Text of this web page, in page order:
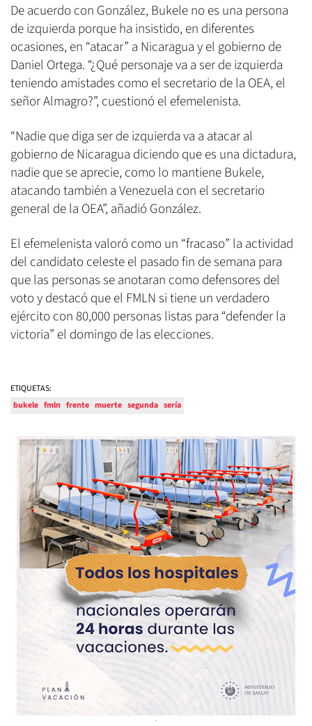
De acuerdo con González, Bukele no es una persona
de izquierda porque ha insistido, en diferentes
ocasiones, en “atacar” a Nicaragua y el gobierno de
Daniel Ortega. “¿Qué personaje va a ser de izquierda
teniendo amistades como el secretario de la OEA, el
señor Almagro?”, cuestionó el efemelenista.
“Nadie que diga ser de izquierda va a atacar al
gobierno de Nicaragua diciendo que es una dictadura,
nadie que se aprecie, como lo mantiene Bukele,
atacando también a Venezuela con el secretario
general de la OEA”, añadió González.
El efemelenista valoró como un “fracaso” la actividad
del candidato celeste el pasado fin de semana para
que las personas se anotaran como defensores del
voto y destacó que el FMLN si tiene un verdadero
ejército con 80,000 personas listas para “defender la
victoria” el domingo de las elecciones.
ETIQUETAS:
bukele fmln frente muerte segunda sería